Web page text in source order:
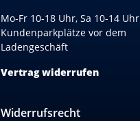
Mo-Fr 10-18 Uhr, Sa 10-14 Uhr
Kundenparkplätze vor dem
Ladengeschäft
Vertrag widerrufen
Widerrufsrecht